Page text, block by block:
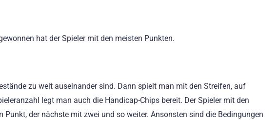
hat der Spieler mit den meisten Punkten.
zu weit auseinander sind. Dann spielt man mit den Streifen, auf
legt man auch die Handicap-Chips bereit. Der Spieler mit den
der nächste mit zwei und so weiter. Ansonsten sind die Bedingungen